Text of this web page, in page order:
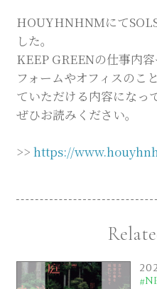
© DAISHIZEN
HOUYHNHNMにて
した。
KEEP GREENの仕事内
フォームやオフィスのこ
ていただける内容になっ
ぜひお読みください。
>>https://